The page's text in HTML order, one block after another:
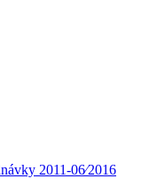
2011-06⁄2016